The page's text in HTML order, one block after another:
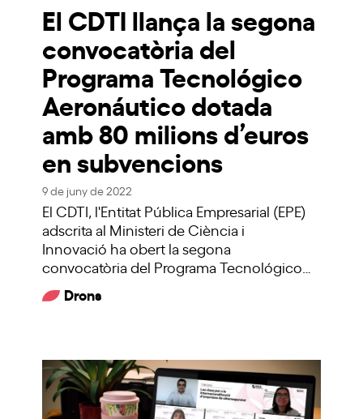
El CDTI llança la segona
convocatòria del
Programa Tecnológico
Aeronáutico dotada
amb 80 milions d’euros
en subvencions
9 de juny de 2022
El CDTI, l'Entitat Pública Empresarial (EPE)
adscrita al Ministeri de Ciència i
Innovació ha obert la segona
convocatòria del Programa Tecnológico…
Drons